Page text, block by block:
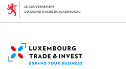
Cookies management panel